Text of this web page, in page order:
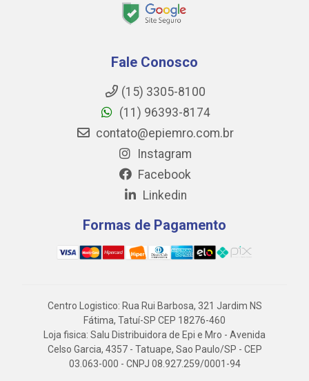
Fale Conosco
(15) 3305-8100
(11) 96393-8174
contato@epiemro.com.br
Instagram
Facebook
Linkedin
Formas de Pagamento
Centro Logistico: Rua Rui Barbosa, 321 Jardim NS
Fátima, Tatuí-SP CEP 18276-460
Loja fisica: Salu Distribuidora de Epi e Mro - Avenida
Celso Garcia, 4357 - Tatuape, Sao Paulo/SP - CEP
03.063-000 - CNPJ 08.927.259/0001-94